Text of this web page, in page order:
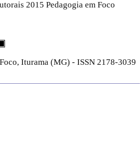
2015 Pedagogia em Foco
Iturama (MG) - ISSN 2178-3039